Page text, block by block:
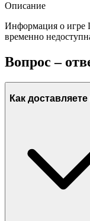
Описание
Информация о игре
временно
Вопрос –
Как доставляете